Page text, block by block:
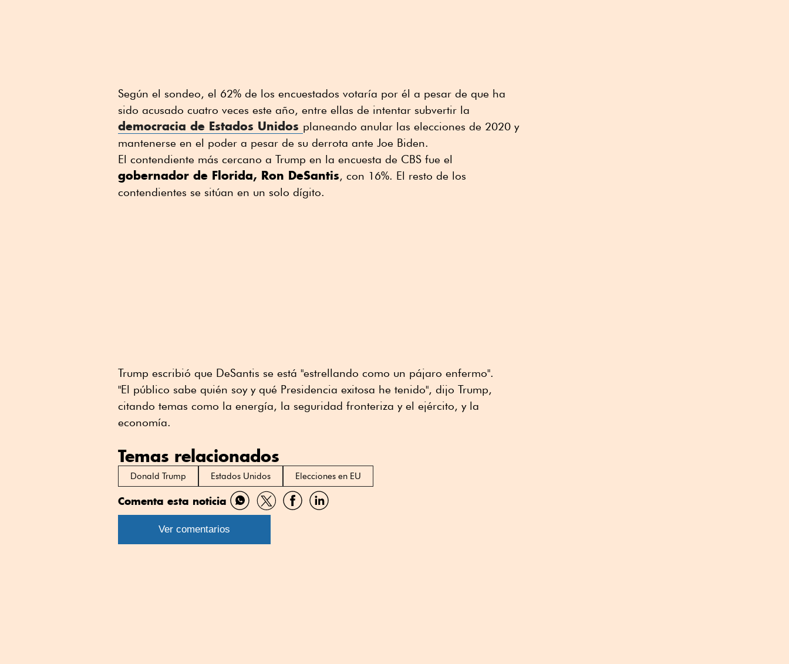
Según el sondeo, el 62% de los encuestados votaría por él a pesar de que ha
sido acusado cuatro veces este año, entre ellas de intentar subvertir la
democracia de Estados Unidos planeando anular las elecciones de 2020 y
mantenerse en el poder a pesar de su derrota ante Joe Biden.
El contendiente más cercano a Trump en la encuesta de CBS fue el
gobernador de Florida, Ron DeSantis, con 16%. El resto de los
contendientes se sitúan en un solo dígito.
Trump escribió que DeSantis se está "estrellando como un pájaro enfermo".
"El público sabe quién soy y qué Presidencia exitosa he tenido", dijo Trump,
citando temas como la energía, la seguridad fronteriza y el ejército, y la
economía.
Temas relacionados
Donald Trump Estados Unidos Elecciones en EU
Comenta esta noticia
Compartir
por
Compartir
por
CompartirCompartir
Ver comentarios